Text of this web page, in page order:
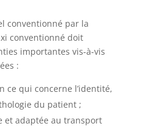
conventionné par la
conventionné doit
importantes vis-à-vis
:
ce qui concerne l’identité,
du patient ;
et adaptée au transport